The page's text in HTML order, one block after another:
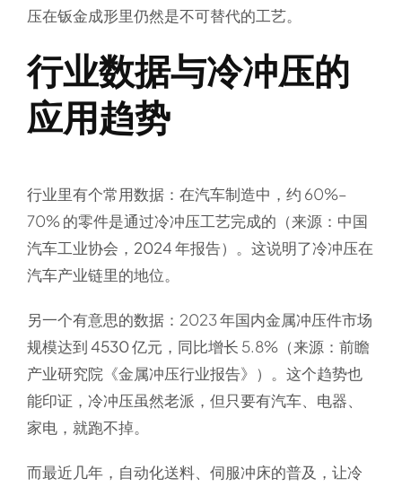
压在钣金成形里仍然是不可替代的工艺。
行业数据与冷冲压的
应用趋势
行业里有个常用数据：在汽车制造中，约 60%–
70% 的零件是通过冷冲压工艺完成的（来源： 中国
汽车工业协会，2024 年报告）。这说明了冷冲压在
汽车产业链里的地位。
另一个有意思的数据：2023 年国内金属冲压件市场
规模达到4530 亿元 ，同比增长 5.8%（来源： 前瞻
产业研究院《金属冲压行业报告》 ）。这个趋势也
能印证，冷冲压虽然老派，但只要有汽车、电器、
家电，就跑不掉。
而最近几年，自动化送料、伺服冲床的普及，让冷